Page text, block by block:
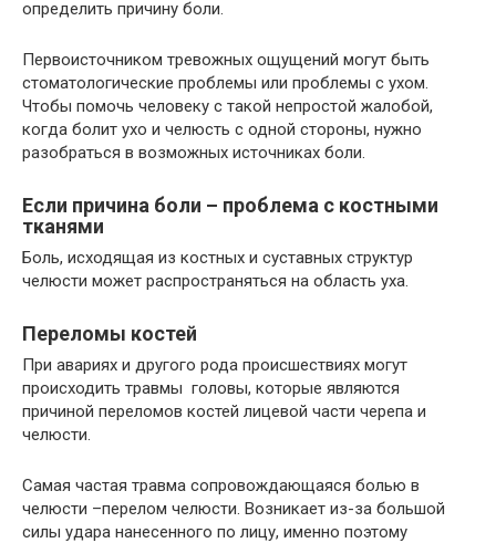
определить причину боли.
Первоисточником тревожных ощущений могут быть
стоматологические проблемы или проблемы с ухом.
Чтобы помочь человеку с такой непростой жалобой,
когда болит ухо и челюсть с одной стороны, нужно
разобраться в возможных источниках боли.
Если причина боли – проблема с костными
тканями
Боль, исходящая из костных и суставных структур
челюсти может распространяться на область уха.
Переломы костей
При авариях и другого рода происшествиях могут
происходить травмы головы, которые являются
причиной переломов костей лицевой части черепа и
челюсти.
Самая частая травма сопровождающаяся болью в
челюсти –перелом челюсти. Возникает из-за большой
силы удара нанесенного по лицу, именно поэтому